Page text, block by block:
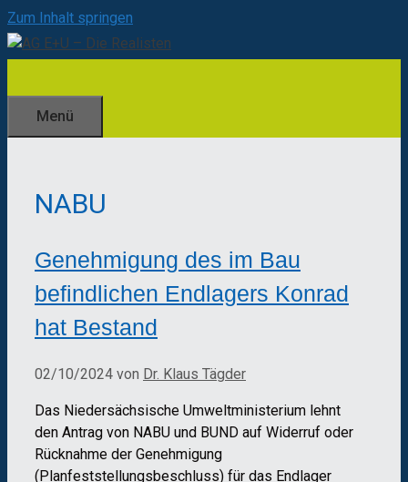
Zum Inhalt springen
Menü
NABU
Genehmigung des im Bau
befindlichen Endlagers Konrad
hat Bestand
02/10/2024 von Dr. Klaus Tägder
Das Niedersächsische Umweltministerium lehnt
den Antrag von NABU und BUND auf Widerruf oder
Rücknahme der Genehmigung
(Planfeststellungsbeschluss) für das Endlager